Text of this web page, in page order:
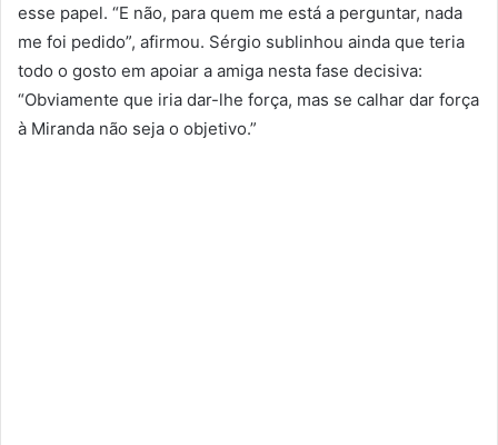
esse papel. “E não, para quem me está a perguntar, nada
me foi pedido”, afirmou. Sérgio sublinhou ainda que teria
todo o gosto em apoiar a amiga nesta fase decisiva:
“Obviamente que iria dar-lhe força, mas se calhar dar força
à Miranda não seja o objetivo.”